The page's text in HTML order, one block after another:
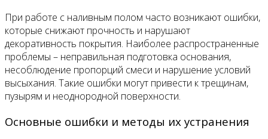
При работе с наливным полом часто возникают ошибки,
которые снижают прочность и нарушают
декоративность покрытия. Наиболее распространенные
проблемы – неправильная подготовка основания,
несоблюдение пропорций смеси и нарушение условий
высыхания. Такие ошибки могут привести к трещинам,
пузырям и неоднородной поверхности.
Основные ошибки и методы их устранения